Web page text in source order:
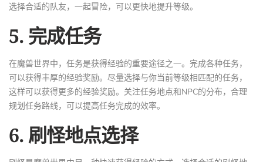
选择合适的队友，一起冒险，可以更快地提升等级。
5. 完成任务
在魔兽世界中，任务是获得经验的重要途径之一。完成各种任务，
可以获得丰厚的经验奖励。尽量选择与你当前等级相匹配的任务，
这样可以获得更多的经验奖励。关注任务地点和NPC的分布，合理
规划任务路线，可以提高任务完成的效率。
6. 刷怪地点选择